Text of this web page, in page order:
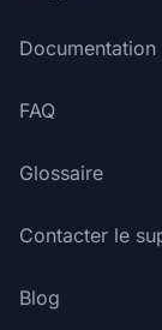
Documentation
FAQ
Glossaire
Contacter le
Blog